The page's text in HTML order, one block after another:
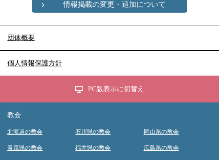
情報掲載の変更・追加について
団体概要
個人情報保護方針
PC版表示に切替え
教会
北海道の教会
青森県の教会
石川県の教会
福井県の教会
岡山県の教会
広島県の教会